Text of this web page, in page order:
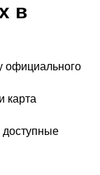
в
официального
карта
доступные